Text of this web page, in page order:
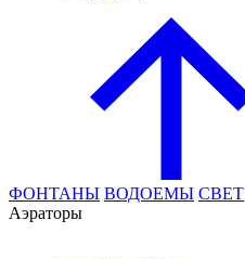
ФОНТАНЫ ВОДОЕМЫ СВЕТ
Аэраторы